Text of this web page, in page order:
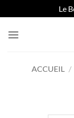
Le
ACCUEIL /